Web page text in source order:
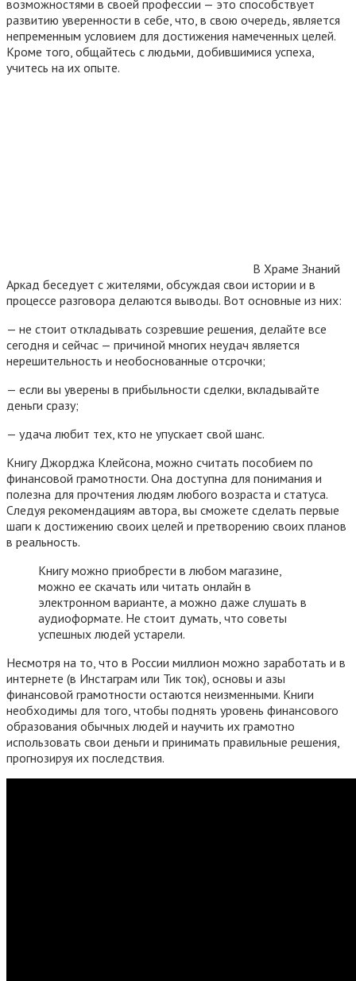
возможностями в своей профессии — это способствует
развитию уверенности в себе, что, в свою очередь, является
непременным условием для достижения намеченных целей.
Кроме того, общайтесь с людьми, добившимися успеха,
учитесь на их опыте.
В Храме Знаний
Аркад беседует с жителями, обсуждая свои истории и в
процессе разговора делаются выводы. Вот основные из них:
— не стоит откладывать созревшие решения, делайте все
сегодня и сейчас — причиной многих неудач является
нерешительность и необоснованные отсрочки;
— если вы уверены в прибыльности сделки, вкладывайте
деньги сразу;
— удача любит тех, кто не упускает свой шанс.
Книгу Джорджа Клейсона, можно считать пособием по
финансовой грамотности. Она доступна для понимания и
полезна для прочтения людям любого возраста и статуса.
Следуя рекомендациям автора, вы сможете сделать первые
шаги к достижению своих целей и претворению своих планов
в реальность.
Книгу можно приобрести в любом магазине,
можно ее скачать или читать онлайн в
электронном варианте, а можно даже слушать в
аудиоформате. Не стоит думать, что советы
успешных людей устарели.
Несмотря на то, что в России миллион можно заработать и в
интернете (в Инстаграм или Тик ток), основы и азы
финансовой грамотности остаются неизменными. Книги
необходимы для того, чтобы поднять уровень финансового
образования обычных людей и научить их грамотно
использовать свои деньги и принимать правильные решения,
прогнозируя их последствия.